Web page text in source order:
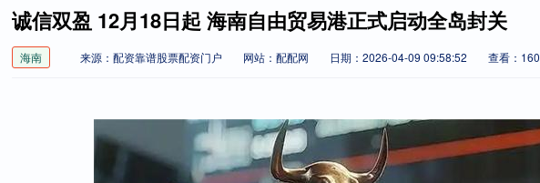
诚信双盈 12月18日起 海南自由贸易港正式启动全岛封关
海南 来源：配资靠谱股票配资门户 网站：配配网 日期：2026-04-09 09:58:52 查看：160